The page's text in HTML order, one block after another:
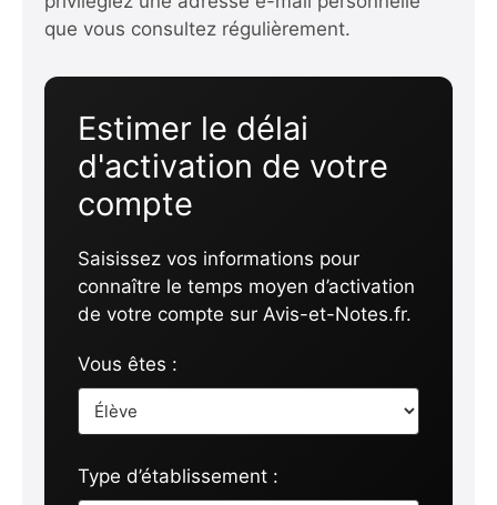
que vous consultez régulièrement.
Estimer le délai
d'activation de votre
compte
Saisissez vos informations pour
connaître le temps moyen d’activation
de votre compte sur Avis-et-Notes.fr.
Vous êtes :
Type d’établissement :